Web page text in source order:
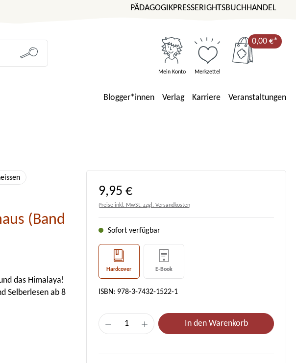
PÄDAGOGIKPRESSERIGHTSBUCHHANDEL
Mein Konto Merkzettel
0,00 €*
Blogger*innen Verlag Karriere Veranstaltungen
(Band
das Himalaya!
Selberlesen ab 8
Regulärer Preis:
9,95 €
Preise inkl. MwSt. zzgl. Versandkosten
Sofort verfügbar
Hardcover E-Book
ISBN: 978-3-7432-1522-1
Produkt Anzahl: Gib den gewünschten
In den Warenkorb